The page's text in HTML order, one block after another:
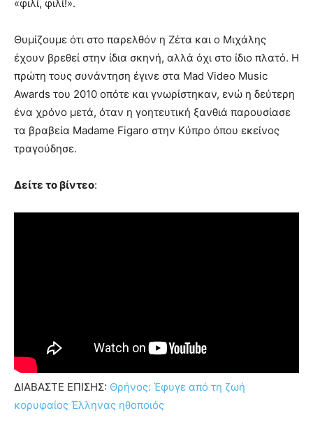
«φιλί, φιλί!».
Θυμίζουμε ότι στο παρελθόν η Ζέτα και ο Μιχάλης
έχουν βρεθεί στην ίδια σκηνή, αλλά όχι στο ίδιο πλατό. Η
πρώτη τους συνάντηση έγινε στα Mad Video Music
Awards του 2010 οπότε και γνωρίστηκαν, ενώ η δεύτερη
ένα χρόνο μετά, όταν η γοητευτική ξανθιά παρουσίασε
τα βραβεία Madame Figaro στην Κύπρο όπου εκείνος
τραγούδησε.
Δείτε το βίντεο:
ΔΙΑΒΑΣΤΕ ΕΠΙΣΗΣ: Θρήνος: Έφυγε από τη ζωή
κορυφαίος Έλληνας ηθοποιός